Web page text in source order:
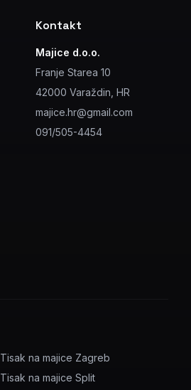
Kontakt
Majice d.o.o.
Franje Starea 10
42000 Varaždin, HR
majice.hr@gmail.com
091/505-4454
Tisak na majice Zagreb
Tisak na majice Split